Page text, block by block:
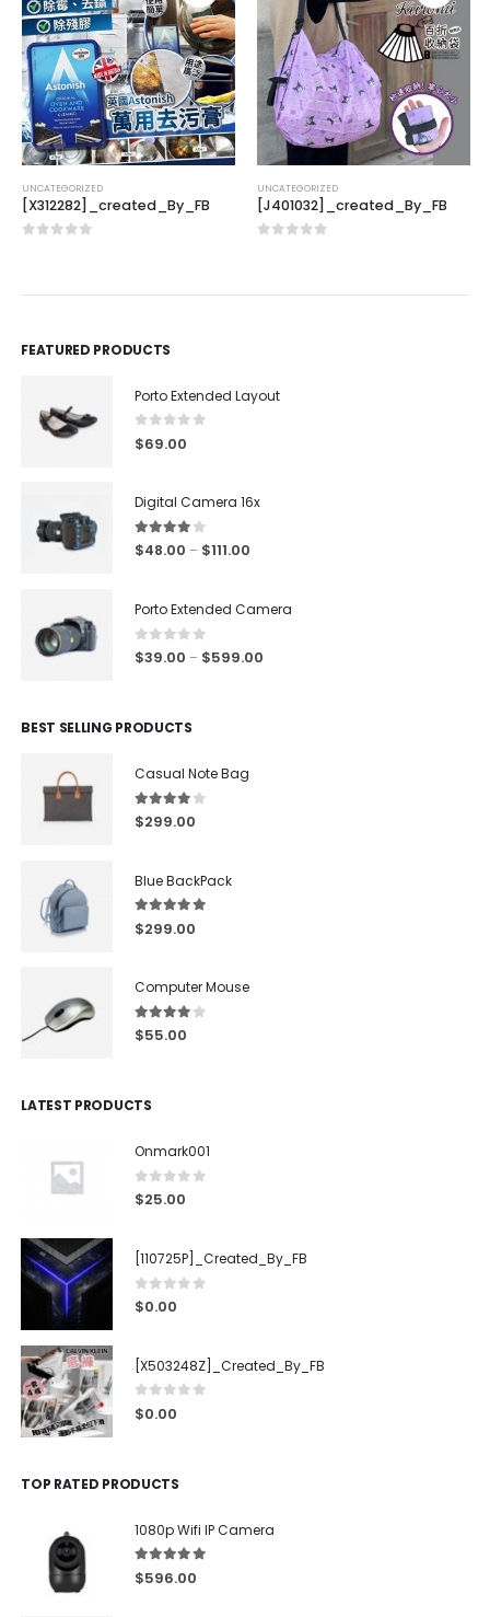
UNCATEGORIZED
[X312282]_created_By_FB
UNCATEGORIZED
[J401032]_created_By_FB
FEATURED PRODUCTS
Porto Extended Layout
0 out of 5
$69.00
Digital Camera 16x
4.00out of 5
$48.00 – $111.00
Porto Extended Camera
0out of 5
$39.00 – $599.00
BEST SELLING PRODUCTS
Casual Note Bag
4.00out of 5
$299.00
Blue BackPack
5.00out of 5
$299.00
Computer Mouse
4.00out of 5
$55.00
LATEST PRODUCTS
Onmark001
0out of 5
$25.00
[110725P]_Created_By_FB
0out of 5
$0.00
[X503248Z]_Created_By_FB
0 out of 5
$0.00
TOP RATED PRODUCTS
1080p Wifi IP Camera
5.00out of 5
$596.00